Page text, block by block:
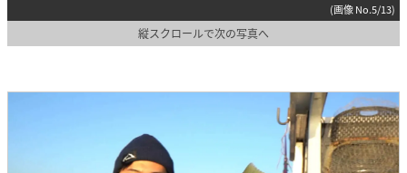
(画像 No.5/13)
縦スクロールで次の写真へ